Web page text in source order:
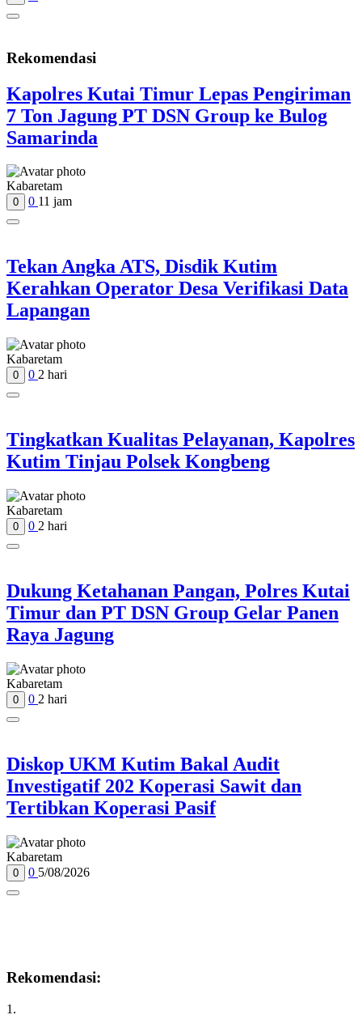
Rekomendasi
Kapolres Kutai Timur Lepas Pengiriman
7 Ton Jagung PT DSN Group ke Bulog
Samarinda
Kabaretam
0 0 11 jam
Tekan Angka ATS, Disdik Kutim
Kerahkan Operator Desa Verifikasi Data
Lapangan
Kabaretam
0 0 2 hari
Tingkatkan Kualitas Pelayanan, Kapolres
Kutim Tinjau Polsek Kongbeng
Kabaretam
0 0 2 hari
Dukung Ketahanan Pangan, Polres Kutai
Timur dan PT DSN Group Gelar Panen
Raya Jagung
Kabaretam
0 0 2 hari
Diskop UKM Kutim Bakal Audit
Investigatif 202 Koperasi Sawit dan
Tertibkan Koperasi Pasif
Kabaretam
0 0 5/08/2026
Rekomendasi:
1.